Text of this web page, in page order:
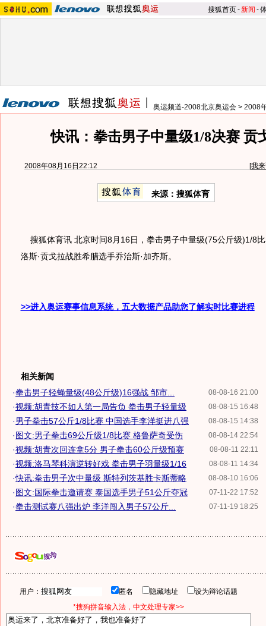
搜狐首页-新闻 -
奥运频道-2008北京奥运会 > 2008
快讯：拳击男子中量级1/8决赛 贡
2008年08月16日22:12 [我
来源：搜狐体育
搜狐体育讯 北京时间8月16日，拳击男子中量级(75公斤级)1/8
洛斯·贡戈拉战胜希腊选手乔治斯·加齐斯。
>>进入奥运赛事信息系统，五大数据产品助您了解实时比赛进程
相关新闻
08-08-16 21:00
·拳击男子轻蝇量级(48公斤级)16强战 邹市...
08-08-15 16:48
·视频:胡青技不如人第一局告负 拳击男子轻量级
08-08-15 14:38
·男子拳击57公斤1/8比赛 中国选手李洋挺进八强
08-08-14 22:54
·图文:男子拳击69公斤级1/8比赛 格鲁萨奇受伤
08-08-11 22:11
·视频:胡青次回连拿5分 男子拳击60公斤级预赛
08-08-11 14:34
·视频:洛马琴科演逆转好戏 拳击男子羽量级1/16
08-08-10 16:06
·快讯:拳击男子次中量级 斯特列茨基胜卡斯蒂略
07-11-22 17:52
·图文:国际拳击邀请赛 泰国选手男子51公斤夺冠
07-11-19 18:25
·拳击测试赛八强出炉 李洋闯入男子57公斤...
用户： 匿名 隐藏地址
设为辩论话题
*搜狗拼音输入法，中文处理专家>>